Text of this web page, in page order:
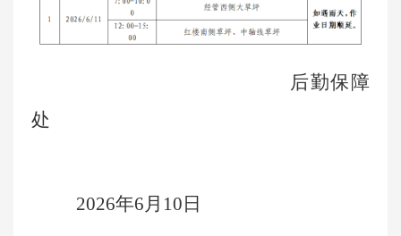
后勤保障
处
2026年6月 10 日